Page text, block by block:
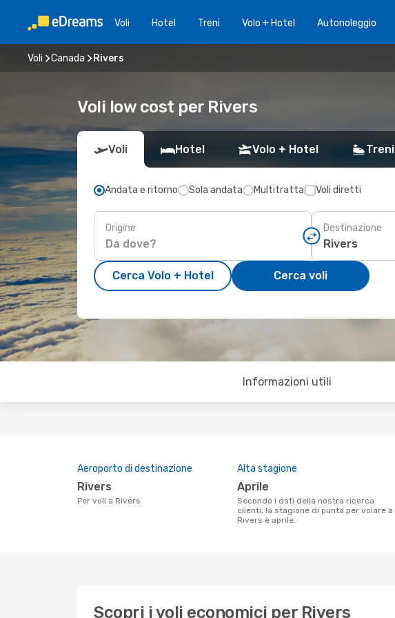
Voli Hotel Treni Volo + Hotel Autonoleggio
Voli Canada Rivers
Voli low cost per Rivers
Voli Hotel Volo + Hotel Treni
Andata e ritorno Sola andata Multitratta Voli diretti
Origine Destinazione
Cerca Volo + Hotel Cerca voli
Informazioni utili
Aeroporto di destinazione
Rivers
Per voli a Rivers
Alta stagione
aprile
Secondo i dati della nostra ricerca
clienti, la stagione di punta per volare a
Rivers è aprile.
Scopri i voli economici per Rivers